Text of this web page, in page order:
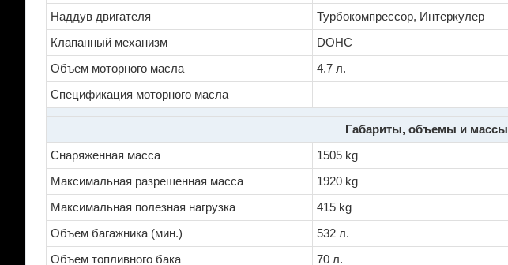
Наддув двигателя
Турбокомпрессор, Интеркулер
Клапанный механизм
DOHC
Объем моторного масла
4.7 л.
Спецификация моторного масла
Габариты, объемы и массы
Снаряженная масса
1505 kg
Максимальная разрешенная масса
1920 kg
Максимальная полезная нагрузка
415 kg
Объем багажника (мин.)
532 л.
Объем топливного бака
70 л.